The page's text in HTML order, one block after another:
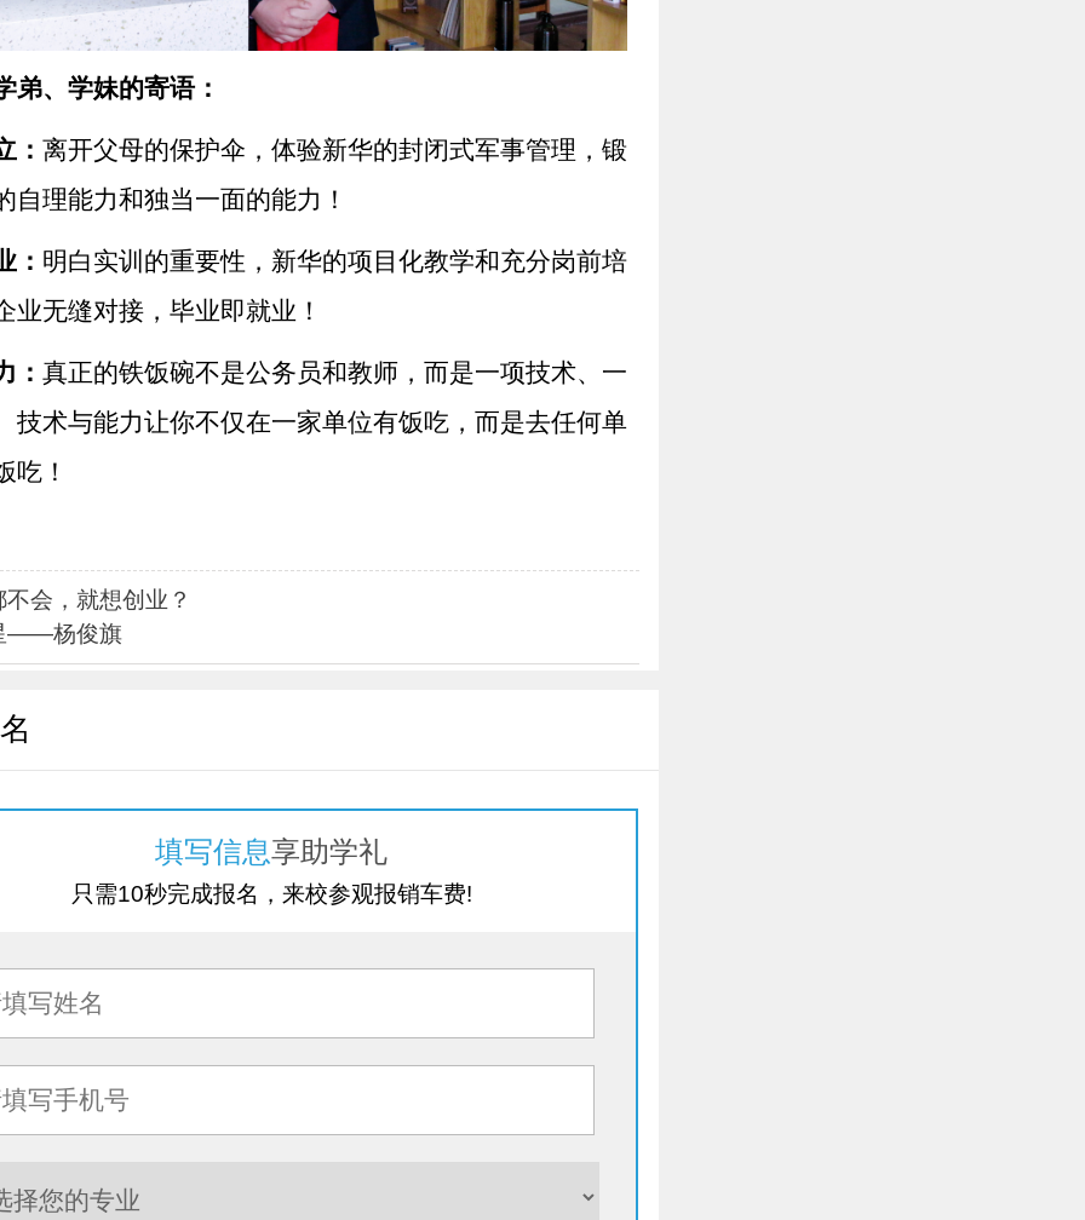
弟、学妹的寄语：
： 离开父母的保护伞，体验新华的封闭式军事管理，锻
自理能力和独当一面的能力！
： 明白实训的重要性，新华的项目化教学和充分岗前培
业无缝对接，毕业即就业！
： 真正的铁饭碗不是公务员和教师，而是一项技术、一
技术与能力让你不仅在一家单位有饭吃，而是去任何单
吃！
会，就想创业？
——杨俊旗
填写信息享助学礼
只需10秒完成报名，来校参观报销车费!